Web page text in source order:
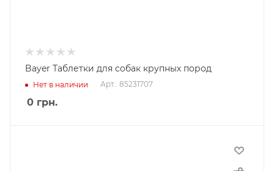
Bayer Таблетки для собак крупных пород
Нет в наличии Арт.: 85231707
0 грн.